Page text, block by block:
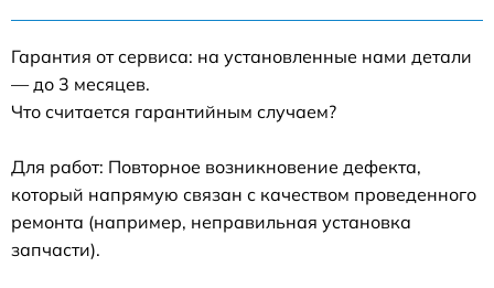
Гарантия от сервиса: на установленные нами детали
— до 3 месяцев.
Что считается гарантийным случаем?
Для работ: Повторное возникновение дефекта,
который напрямую связан с качеством проведенного
ремонта (например, неправильная установка
запчасти).